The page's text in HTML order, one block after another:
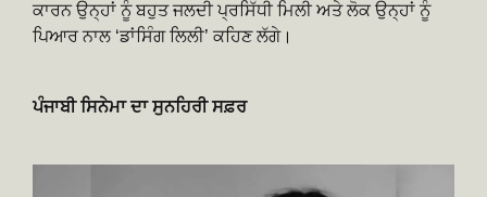
ਕਾਰਨ ਉਨ੍ਹਾਂ ਨੂੰ ਬਹੁਤ ਜਲਦੀ ਪ੍ਰਸਿੱਧੀ ਮਿਲੀ ਅਤੇ ਲੋਕ ਉਨ੍ਹਾਂ ਨੂੰ
ਪਿਆਰ ਨਾਲ ‘ਡਾਂਸਿੰਗ ਲਿਲੀ’ ਕਹਿਣ ਲੱਗੇ।
ਪੰਜਾਬੀ ਸਿਨੇਮਾ ਦਾ ਸੁਨਹਿਰੀ ਸਫ਼ਰ